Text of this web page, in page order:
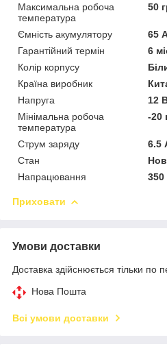
Максимальна робоча
температура
50
Ємність акумулятору
65
Гарантійний термін
6
Колір корпусу
Країна виробник
Напруга
12
Мінімальна робоча
температура
-20
Струм заряду
6.5
Стан
Напрацювання
350
Приховати
Умови доставки
Доставка здійснюється тільки по
Нова Пошта
Всі умови доставки